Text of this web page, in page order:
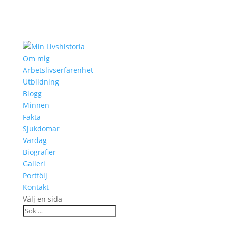
Om mig
Arbetslivserfarenhet
Utbildning
Blogg
Minnen
Fakta
Sjukdomar
Vardag
Biografier
Galleri
Portfölj
Kontakt
Välj en sida